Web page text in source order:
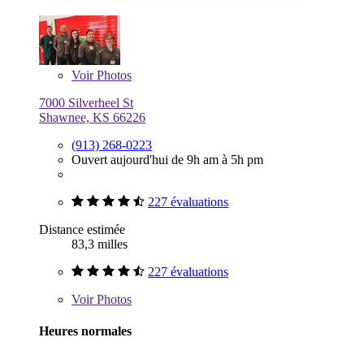
VoirPhotos
7000 Silverheel St
Shawnee, KS 66226
(913) 268-0223
Ouvert aujourd'hui de 9h am à 5h pm
227 évaluations
Distance estimée
83,3 milles
227 évaluations
VoirPhotos
Heures normales